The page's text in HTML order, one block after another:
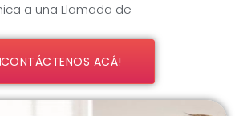
a una Llamada de
CONTÁCTENOS ACÁ!